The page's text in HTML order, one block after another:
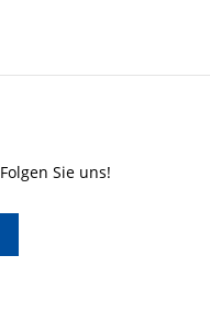
Folgen Sie uns!